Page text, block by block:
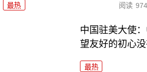
最热 阅读
中国驻美大使
望友好的初心
最热